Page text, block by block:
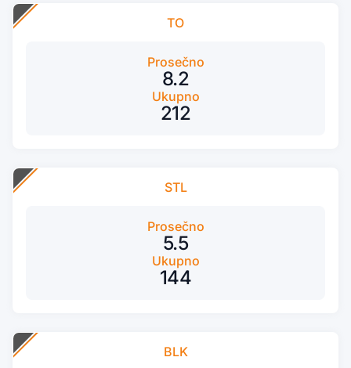
TO
Prosečno
8.2
Ukupno
212
STL
Prosečno
5.5
Ukupno
144
BLK